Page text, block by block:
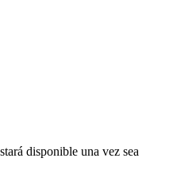
disponible una vez sea